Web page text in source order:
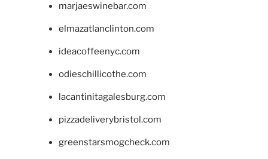
marjaeswinebar.com
elmazatlanclinton.com
ideacoffeenyc.com
odieschillicothe.com
lacantinitagalesburg.com
pizzadeliverybristol.com
greenstarsmogcheck.com